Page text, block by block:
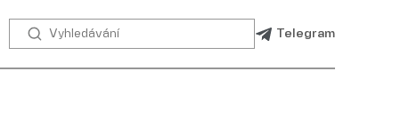
Telegram